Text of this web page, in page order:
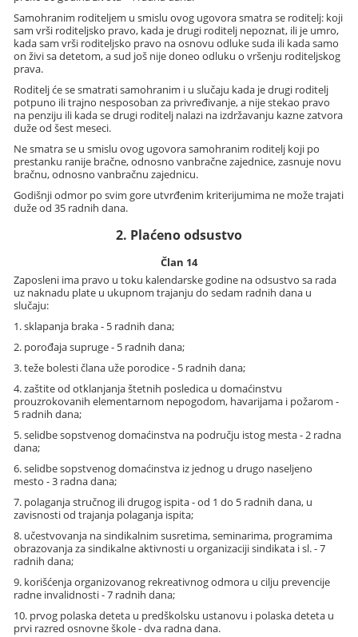
Samohranim roditeljem u smislu ovog ugovora smatra se roditelj: koji
sam vrši roditeljsko pravo, kada je drugi roditelj nepoznat, ili je umro,
kada sam vrši roditeljsko pravo na osnovu odluke suda ili kada samo
on živi sa detetom, a sud još nije doneo odluku o vršenju roditeljskog
prava.
Roditelj će se smatrati samohranim i u slučaju kada je drugi roditelj
potpuno ili trajno nesposoban za privređivanje, a nije stekao pravo
na penziju ili kada se drugi roditelj nalazi na izdržavanju kazne zatvora
duže od šest meseci.
Ne smatra se u smislu ovog ugovora samohranim roditelj koji po
prestanku ranije bračne, odnosno vanbračne zajednice, zasnuje novu
bračnu, odnosno vanbračnu zajednicu.
Godišnji odmor po svim gore utvrđenim kriterijumima ne može trajati
duže od 35 radnih dana.
2. Plaćeno odsustvo
Član 14
Zaposleni ima pravo u toku kalendarske godine na odsustvo sa rada
uz naknadu plate u ukupnom trajanju do sedam radnih dana u
slučaju:
1. sklapanja braka - 5 radnih dana;
2. porođaja supruge - 5 radnih dana;
3. teže bolesti člana uže porodice - 5 radnih dana;
4. zaštite od otklanjanja štetnih posledica u domaćinstvu
prouzrokovanih elementarnom nepogodom, havarijama i požarom -
5 radnih dana;
5. selidbe sopstvenog domaćinstva na području istog mesta - 2 radna
dana;
6. selidbe sopstvenog domaćinstva iz jednog u drugo naseljeno
mesto - 3 radna dana;
7. polaganja stručnog ili drugog ispita - od 1 do 5 radnih dana, u
zavisnosti od trajanja polaganja ispita;
8. učestvovanja na sindikalnim susretima, seminarima, programima
obrazovanja za sindikalne aktivnosti u organizaciji sindikata i sl. - 7
radnih dana;
9. korišćenja organizovanog rekreativnog odmora u cilju prevencije
radne invalidnosti - 7 radnih dana;
10. prvog polaska deteta u predškolsku ustanovu i polaska deteta u
prvi razred osnovne škole - dva radna dana.